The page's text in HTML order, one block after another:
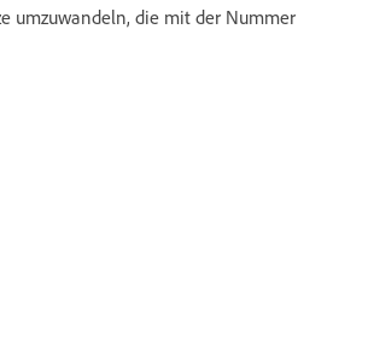
umzuwandeln, die mit der Nummer